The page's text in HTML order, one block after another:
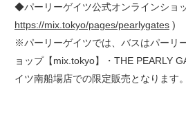
◆パーリーゲイツ公式オンラインショ
https://mix.tokyo/pages/pearlygates)
※パーリーゲイツでは、バスはパーリ
ョップ【mix.tokyo】・THE PEARLY
イツ南船場店での限定販売となります。